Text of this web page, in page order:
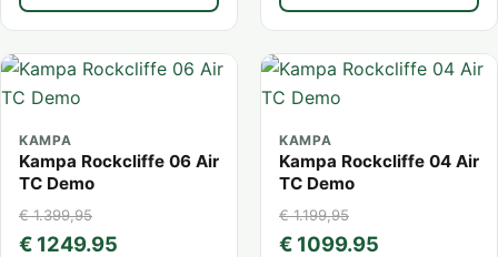
KAMPA
Kampa Rockcliffe 06 Air
TC Demo
€ 1.399,95
€ 1249.95
KAMPA
Kampa Rockcliffe 04 Air
TC Demo
€ 1.199,95
€ 1099.95